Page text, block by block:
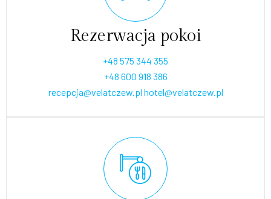
Rezerwacja pokoi
+48 575 344 355
+48 600 918 386
recepcja@velatczew.pl hotel@velatczew.pl